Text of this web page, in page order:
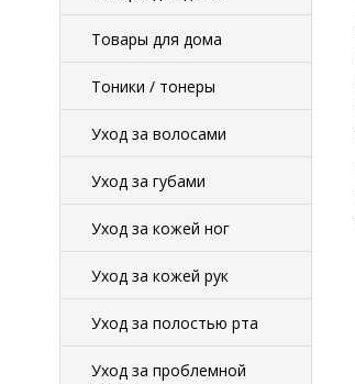
Товары для дома
Тоники / тонеры
Уход за волосами
Уход за губами
Уход за кожей ног
Уход за кожей рук
Уход за полостью рта
Уход за проблемной